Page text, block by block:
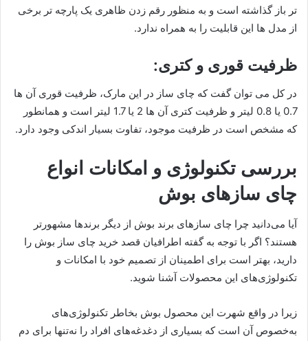
تر باز گذاشته است و به منظور رقم زدن ظاهری یک پارچه تر برخی
از مدل ها این قابلیت را به همراه ندارد.
ظرفیت قوری و کتری:
در کل می توان گفت که چای ساز در این مارک، ظرفیت قوری آن ها
0.7 یا 0.8 لیتر و ظرفیت کتری آن ها 2 یا 1.7 لیتر است و همانطور
که مشخص است در ظرفیت موجود، تفاوت بسیار اندکی وجود دارد.
بررسی تکنولوژی و امکانات انواع
چای سازهای بوش
آیا می‌دانید چرا چای سازهای برند بوش از دیگر برندها مشهورتر
هستند؟ اگر با توجه به گفته اطرافیان قصد خرید چای ساز بوش را
دارید، بهتر است برای اطمینان از تصمیم خود با امکانات و
تکنولوژی‌های این محصولات آشنا شوید.
زیرا در واقع شهرت این محصول بوش بخاطر تکنولوژی‌های
به‌خصوص آن است که بسیاری از دغدغه‌های افراد را نه‌تنها برای دم